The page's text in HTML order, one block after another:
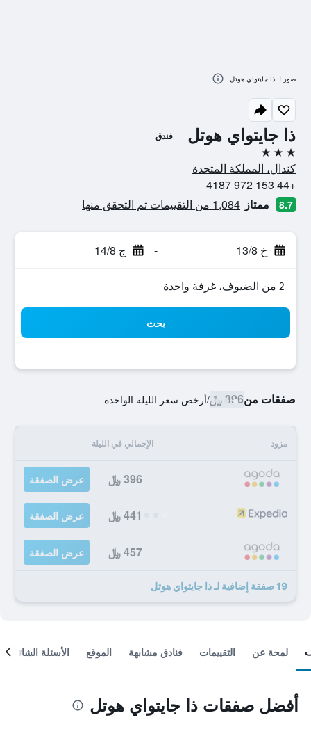
ذا جايتواي هوتل فندق
3 نجوم
كندال، المملكة المتحدة
+44 153 972 4187
8.7 ممتاز 1,084 من التقييمات تم التحقق منها
خ 13/8 - ج 14/8
2 من الضيوف، غرفة واحدة
بحث
صفقات من396 ﷼ /أرخص سعر الليلة الواحدة
مزود الإجمالي في الليلة
396 ﷼ عرض الصفقة
441 ﷼ عرض الصفقة
457 ﷼ عرض الصفقة
19 صفقة إضافية لـ ذا جايتواي هوتل
صور لـ ذا جايتواي هوتل
لمحة عن التقييمات فنادق مشابهة الموقع الأسئلة الشائعة
أفضل صفقات ذا جايتواي هوتل